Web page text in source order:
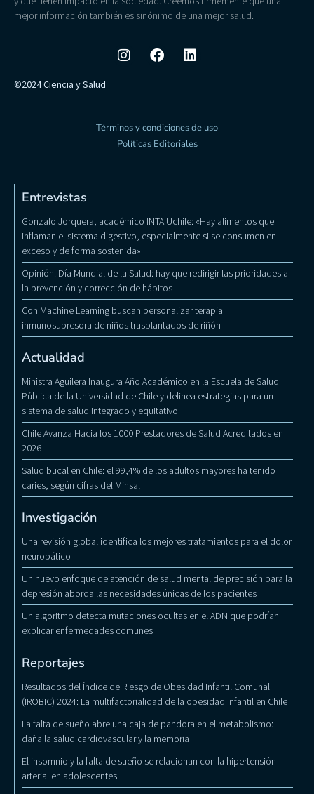
mejor información también es sinónimo de una mejor salud.
©2024 Ciencia y Salud
Términos y condiciones de uso
Políticas Editoriales
Entrevistas
Gonzalo Jorquera, académico INTA Uchile: «Hay alimentos que
inflaman el sistema digestivo, especialmente si se consumen en
exceso y de forma sostenida»
Opinión: Día Mundial de la Salud: hay que redirigir las prioridades a
la prevención y corrección de hábitos
Con Machine Learning buscan personalizar terapia
inmunosupresora de niños trasplantados de riñón
Actualidad
Ministra Aguilera Inaugura Año Académico en la Escuela de Salud
Pública de la Universidad de Chile y delinea estrategias para un
sistema de salud integrado y equitativo
Chile Avanza Hacia los 1000 Prestadores de Salud Acreditados en
2026
Salud bucal en Chile: el 99,4% de los adultos mayores ha tenido
caries, según cifras del Minsal
Investigación
Una revisión global identifica los mejores tratamientos para el dolor
neuropático
Un nuevo enfoque de atención de salud mental de precisión para la
depresión aborda las necesidades únicas de los pacientes
Un algoritmo detecta mutaciones ocultas en el ADN que podrían
explicar enfermedades comunes
Reportajes
Resultados del Índice de Riesgo de Obesidad Infantil Comunal
(IROBIC) 2024: La multifactorialidad de la obesidad infantil en Chile
La falta de sueño abre una caja de pandora en el metabolismo:
daña la salud cardiovascular y la memoria
El insomnio y la falta de sueño se relacionan con la hipertensión
arterial en adolescentes